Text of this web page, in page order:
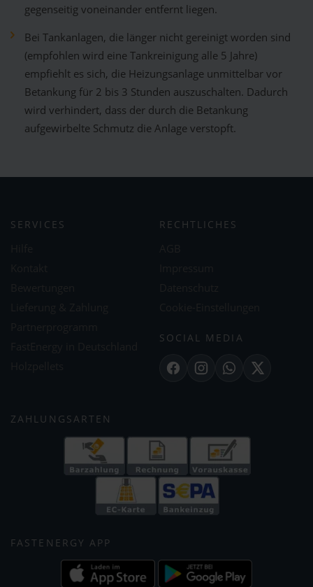
gegenseitig voneinander entfernt liegen.
Bei Tankanlagen, die länger nicht gereinigt worden sind
(empfohlen wird eine Tankreinigung alle 5 Jahre)
empfiehlt es sich, die Heizungsanlage unmittelbar vor
Betankung für 2 bis 3 Stunden auszuschalten. Dadurch
wird verhindert, dass der durch die Betankung
aufgewirbelte Schmutz die Anlage verstopft.
SERVICES RECHTLICHES
SOCIAL MEDIA
FacebookInstagramWhatsApp
X
ZAHLUNGSARTEN
FASTENERGY APP